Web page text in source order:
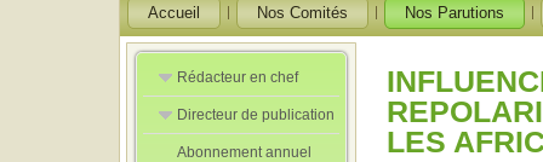
Accueil Nos Comités Nos Parutions
Rédacteur en chef
Rédacteurs en
Chef Adjoint
Directeur de publication
Directeur de
Abonnement annuel
LES